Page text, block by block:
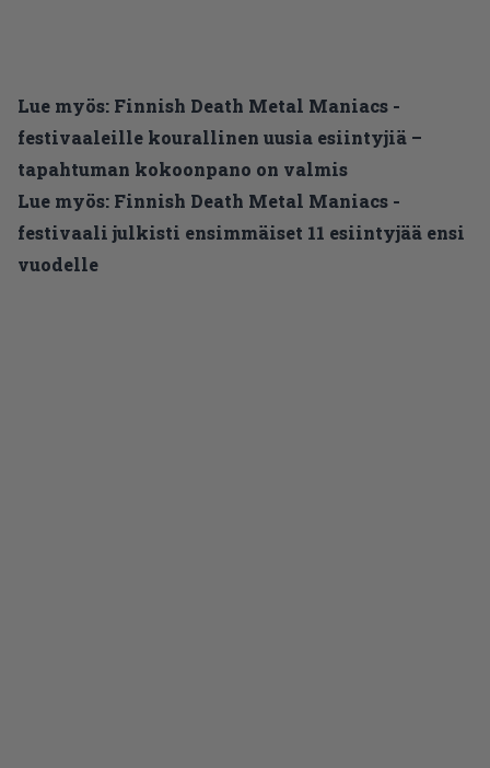
Lue myös: Finnish Death Metal Maniacs -
festivaaleille kourallinen uusia esiintyjiä –
tapahtuman kokoonpano on valmis
Lue myös: Finnish Death Metal Maniacs -
festivaali julkisti ensimmäiset 11 esiintyjää ensi
vuodelle